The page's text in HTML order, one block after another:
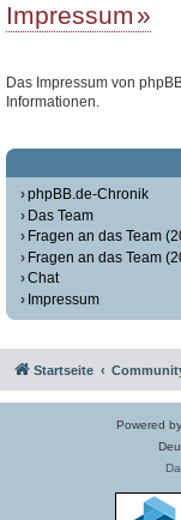
Impressum
Das Impressum von
Informationen.
phpBB.de-Chronik
Das Team
Fragen an das Team
Fragen an das Team
Chat
Impressum
Startseite
Powered by